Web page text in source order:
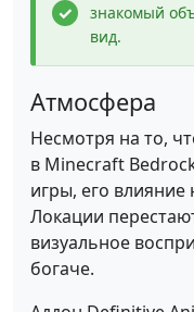
знакомый
вид.
Атмосфера
Несмотря на то,
в Minecraft
игры, его влияние
Локации
визуальное
богаче.